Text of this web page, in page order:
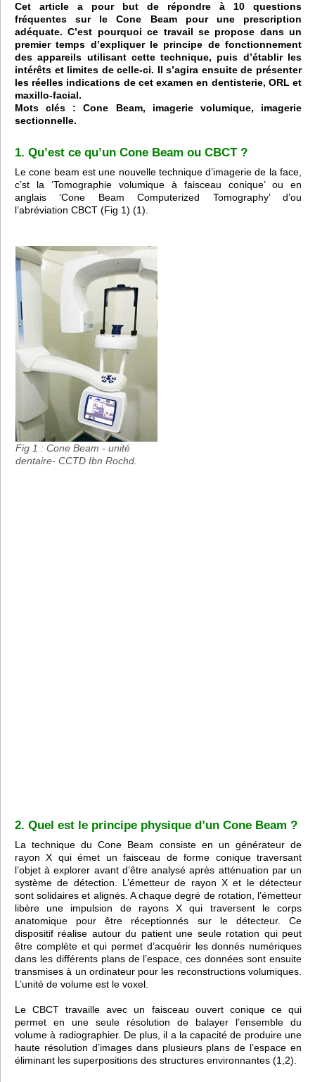
Cet article a pour but de répondre à 10 questions
fréquentes sur le Cone Beam pour une prescription
adéquate. C’est pourquoi ce travail se propose dans un
premier temps d’expliquer le principe de fonctionnement
des appareils utilisant cette technique, puis d’établir les
intérêts et limites de celle-ci. Il s’agira ensuite de présenter
les réelles indications de cet examen en dentisterie, ORL et
maxillo-facial.
Mots clés : Cone Beam, imagerie volumique, imagerie
sectionnelle.
1. Qu’est ce qu’un Cone Beam ou CBCT ?
Le cone beam est une nouvelle technique d’imagerie de la face,
c’st la ‘Tomographie volumique à faisceau conique’ ou en
anglais ‘Cone Beam Computerized Tomography’ d’ou
l’abréviation CBCT (Fig 1) (1).
Fig 1 : Cone Beam - unité
dentaire- CCTD Ibn Rochd.
2. Quel est le principe physique d’un Cone Beam ?
La technique du Cone Beam consiste en un générateur de
rayon X qui émet un faisceau de forme conique traversant
l’objet à explorer avant d’être analysé après atténuation par un
système de détection. L’émetteur de rayon X et le détecteur
sont solidaires et alignés. A chaque degré de rotation, l’émetteur
libère une impulsion de rayons X qui traversent le corps
anatomique pour être réceptionnés sur le détecteur. Ce
dispositif réalise autour du patient une seule rotation qui peut
être complète et qui permet d’acquérir les donnés numériques
dans les différents plans de l’espace, ces données sont ensuite
transmises à un ordinateur pour les reconstructions volumiques.
L’unité de volume est le voxel.
Le CBCT travaille avec un faisceau ouvert conique ce qui
permet en une seule résolution de balayer l’ensemble du
volume à radiographier. De plus, il a la capacité de produire une
haute résolution d’images dans plusieurs plans de l’espace en
éliminant les superpositions des structures environnantes (1,2).